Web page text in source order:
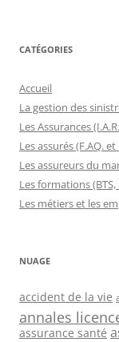
CATÉGORIES
Accueil
La gestion des
Les Assurances
Les assurés (F.AQ.
Les assureurs du
Les formations
Les métiers et les
NUAGE
accident de la vie
annales
assurance santé